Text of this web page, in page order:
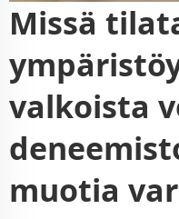
Missä
valkoista
muotia